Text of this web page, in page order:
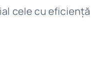
cele cu eficiență